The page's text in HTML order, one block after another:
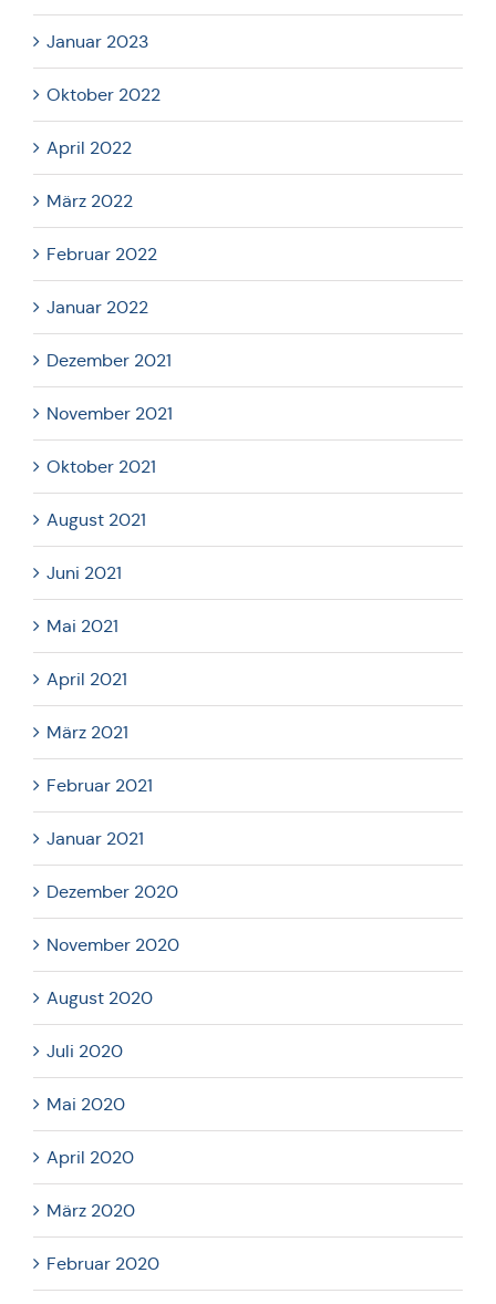
Januar 2023
Oktober 2022
April 2022
März 2022
Februar 2022
Januar 2022
Dezember 2021
November 2021
Oktober 2021
August 2021
Juni 2021
Mai 2021
April 2021
März 2021
Februar 2021
Januar 2021
Dezember 2020
November 2020
August 2020
Juli 2020
Mai 2020
April 2020
März 2020
Februar 2020